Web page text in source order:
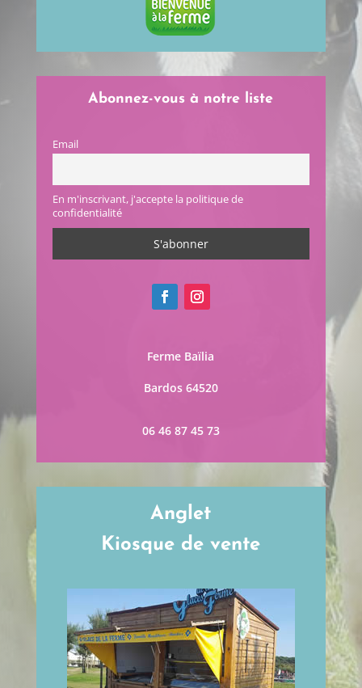
Abonnez-vous à notre liste
Email
En m'inscrivant, j'accepte la politique de
confidentialité
Ferme Baïlia
Bardos 64520
06 46 87 45 73
Anglet
Kiosque de vente